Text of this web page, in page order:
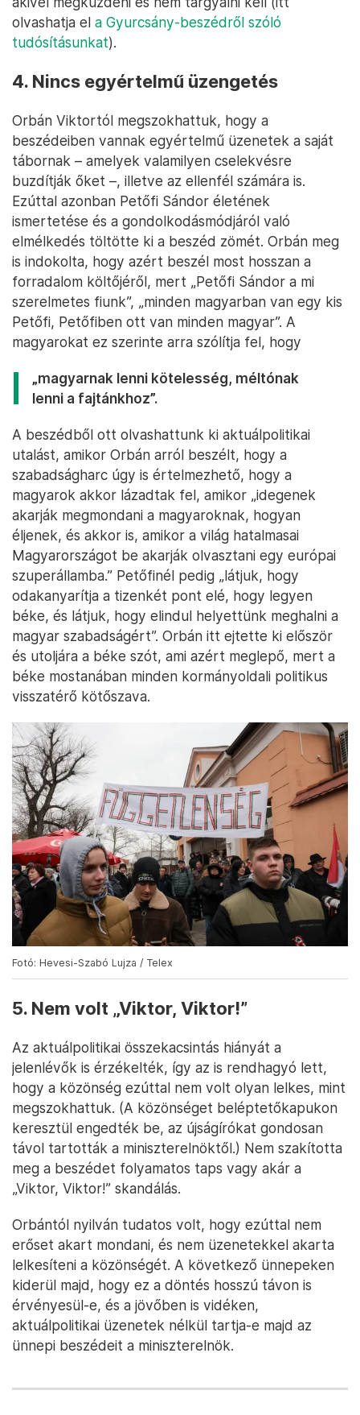
olvashatja el a Gyurcsány-beszédről szóló
tudósításunkat).
4. Nincs egyértelmű üzengetés
Orbán Viktortól megszokhattuk, hogy a
beszédeiben vannak egyértelmű üzenetek a saját
tábornak – amelyek valamilyen cselekvésre
buzdítják őket –, illetve az ellenfél számára is.
Ezúttal azonban Petőfi Sándor életének
ismertetése és a gondolkodásmódjáról való
elmélkedés töltötte ki a beszéd zömét. Orbán meg
is indokolta, hogy azért beszél most hosszan a
forradalom költőjéről, mert „Petőfi Sándor a mi
szerelmetes fiunk”, „minden magyarban van egy kis
Petőfi, Petőfiben ott van minden magyar”. A
magyarokat ez szerinte arra szólítja fel, hogy
„magyarnak lenni kötelesség, méltónak
lenni a fajtánkhoz”.
A beszédből ott olvashattunk ki aktuálpolitikai
utalást, amikor Orbán arról beszélt, hogy a
szabadságharc úgy is értelmezhető, hogy a
magyarok akkor lázadtak fel, amikor „idegenek
akarják megmondani a magyaroknak, hogyan
éljenek, és akkor is, amikor a világ hatalmasai
Magyarországot be akarják olvasztani egy európai
szuperállamba.” Petőfinél pedig „látjuk, hogy
odakanyarítja a tizenkét pont elé, hogy legyen
béke, és látjuk, hogy elindul helyettünk meghalni a
magyar szabadságért”. Orbán itt ejtette ki először
és utoljára a béke szót, ami azért meglepő, mert a
béke mostanában minden kormányoldali politikus
visszatérő kötőszava.
Fotó: Hevesi-Szabó Lujza / Telex
5. Nem volt „Viktor, Viktor!”
Az aktuálpolitikai összekacsintás hiányát a
jelenlévők is érzékelték, így az is rendhagyó lett,
hogy a közönség ezúttal nem volt olyan lelkes, mint
megszokhattuk. (A közönséget beléptetőkapukon
keresztül engedték be, az újságírókat gondosan
távol tartották a miniszterelnöktől.) Nem szakította
meg a beszédet folyamatos taps vagy akár a
„Viktor, Viktor!” skandálás.
Orbántól nyilván tudatos volt, hogy ezúttal nem
erőset akart mondani, és nem üzenetekkel akarta
lelkesíteni a közönségét. A következő ünnepeken
kiderül majd, hogy ez a döntés hosszú távon is
érvényesül-e, és a jövőben is vidéken,
aktuálpolitikai üzenetek nélkül tartja-e majd az
ünnepi beszédeit a miniszterelnök.